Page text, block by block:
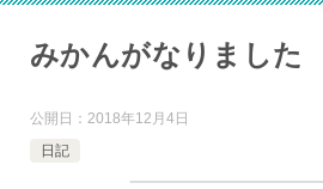
みかんがなりました
公開日： 2018年12月4日
日記